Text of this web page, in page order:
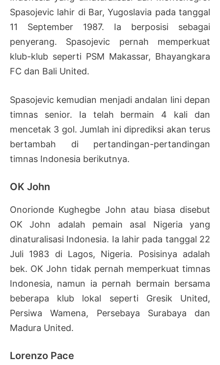
Spasojevic lahir di Bar, Yugoslavia pada tanggal
11 September 1987. Ia berposisi sebagai
penyerang. Spasojevic pernah memperkuat
klub-klub seperti PSM Makassar, Bhayangkara
FC dan Bali United.
Spasojevic kemudian menjadi andalan lini depan
timnas senior. Ia telah bermain 4 kali dan
mencetak 3 gol. Jumlah ini diprediksi akan terus
bertambah di pertandingan-pertandingan
timnas Indonesia berikutnya.
OK John
Onorionde Kughegbe John atau biasa disebut
OK John adalah pemain asal Nigeria yang
dinaturalisasi Indonesia. Ia lahir pada tanggal 22
Juli 1983 di Lagos, Nigeria. Posisinya adalah
bek. OK John tidak pernah memperkuat timnas
Indonesia, namun ia pernah bermain bersama
beberapa klub lokal seperti Gresik United,
Persiwa Wamena, Persebaya Surabaya dan
Madura United.
Lorenzo Pace